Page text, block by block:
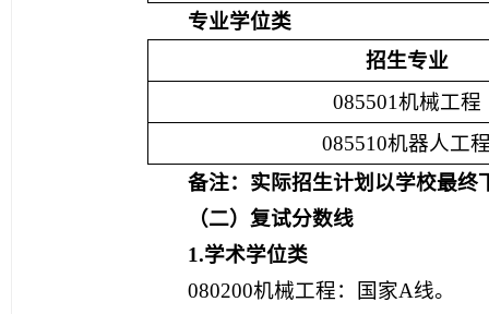
专业学位类
招生专业
085501机械工程
085510机器人工
备注：实际招生计划以学校最终
（二）复试分数线
1.学术学位类
080200机械工程：国家A线。